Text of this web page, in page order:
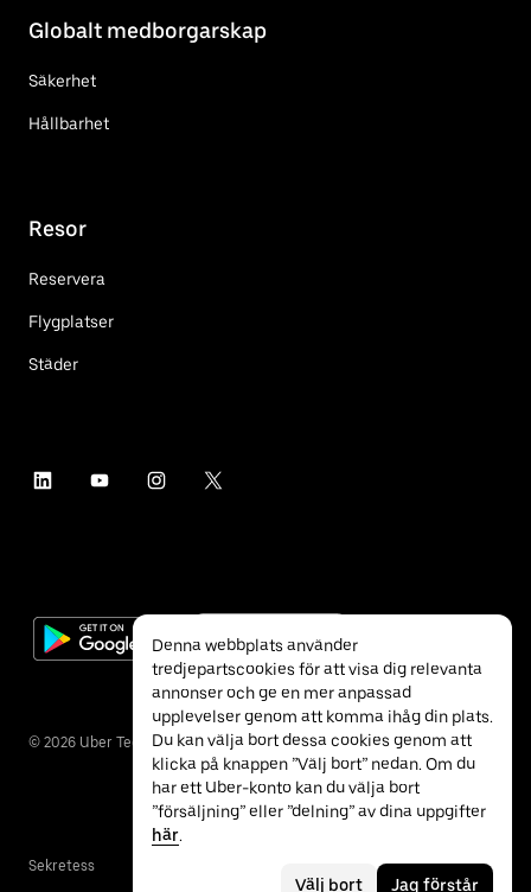
Globalt medborgarskap
Säkerhet
Hållbarhet
Resor
Reservera
Flygplatser
Städer
© 2026 Uber Technologies Inc.
Sekretess
Denna webbplats använder
tredjepartscookies för att visa dig relevanta
annonser och ge en mer anpassad
upplevelser genom att komma ihåg din plats.
Du kan välja bort dessa cookies genom att
klicka på knappen ”Välj bort” nedan. Om du
har ett Uber-konto kan du välja bort
”försäljning” eller ”delning” av dina uppgifter
här.
Välj bort Jag förstår